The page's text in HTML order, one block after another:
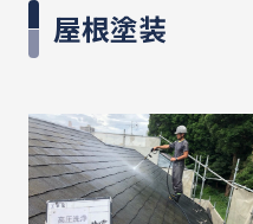
屋根塗装